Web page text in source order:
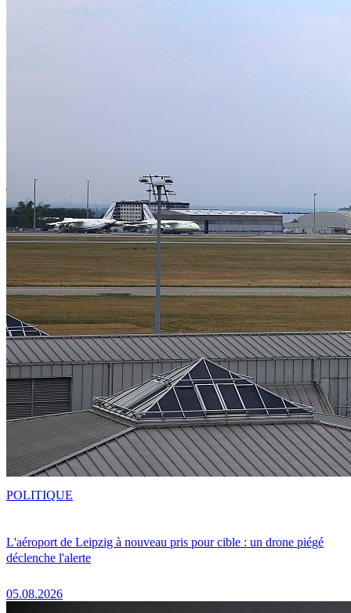
L'aéroport de Leipzig à nouveau pris pour cible : un drone piégé
déclenche l'alerte
05.08.2026
POLITIQUE